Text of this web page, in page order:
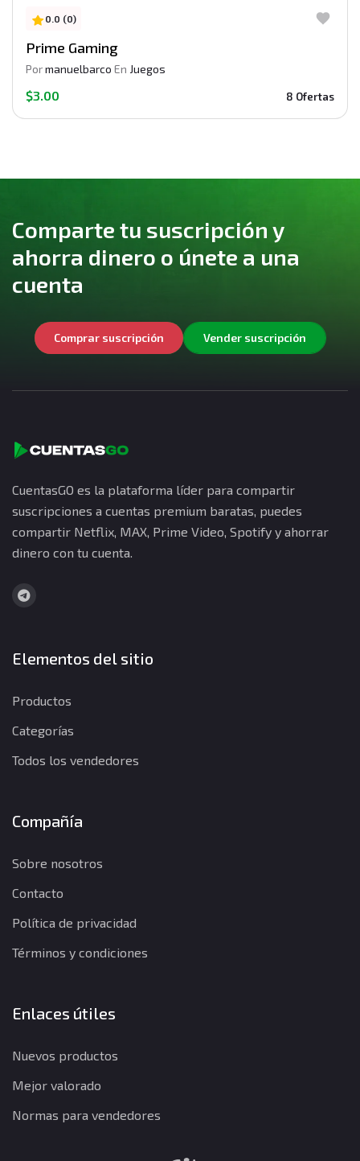
0.0 (0)
Prime Gaming
Pormanuelbarco En Juegos
$3.00 8 Ofertas
Comparte tu suscripción y
ahorra dinero o únete a una
cuenta
Comprar suscripción Vender suscripción
CuentasGO es la plataforma líder para compartir
suscripciones a cuentas premium baratas, puedes
compartir Netflix, MAX, Prime Video, Spotify y ahorrar
dinero con tu cuenta.
Elementos del sitio
Productos
Categorías
Todos los vendedores
Compañía
Sobre nosotros
Contacto
Política de privacidad
Términos y condiciones
Enlaces útiles
Nuevos productos
Mejor valorado
Normas para vendedores